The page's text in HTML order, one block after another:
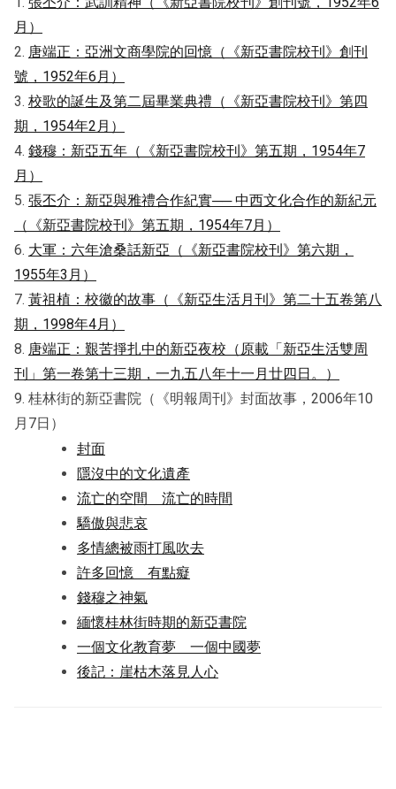
月）
2. 唐端正：亞洲文商學院的回憶（《新亞書院校刊》創刊
號，1952年6月）
3. 校歌的誕生及第二屆畢業典禮（《新亞書院校刊》第四
期，1954年2月）
4. 錢穆：新亞五年（《新亞書院校刊》第五期，1954年7
月）
5. 張丕介：新亞與雅禮合作紀實── 中西文化合作的新紀元
（《新亞書院校刊》第五期，1954年7月）
6. 大軍：六年滄桑話新亞（《新亞書院校刊》第六期，
1955年3月）
7. 黃祖植：校徽的故事（《新亞生活月刊》第二十五卷第八
期，1998年4月）
8. 唐端正：艱苦掙扎中的新亞夜校（原載「新亞生活雙周
刊」第一卷第十三期，一九五八年十一月廿四日。）
9. 桂林街的新亞書院（《明報周刊》封面故事，2006年10
月7日）
封面
隱沒中的文化遺產
流亡的空間 流亡的時間
驕傲與悲哀
多情總被雨打風吹去
許多回憶 有點癡
錢穆之神氣
緬懷桂林街時期的新亞書院
一個文化教育夢 一個中國夢
後記：崖枯木落見人心